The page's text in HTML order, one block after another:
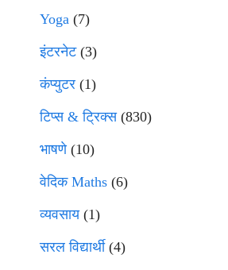
Yoga (7)
इंटरनेट(3)
कंप्युटर (1)
टिप्स & ट्रिक्स(830)
भाषणे(10)
वेदिक Maths (6)
व्यवसाय(1)
सरल विद्यार्थी(4)